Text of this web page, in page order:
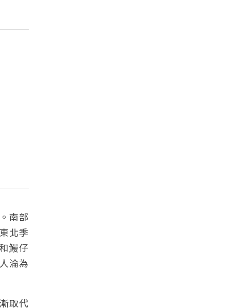
南部
北季
鰻仔
淪為
取代